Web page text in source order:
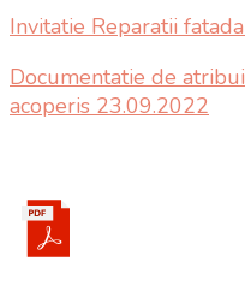
Invitatie Reparatii
Documentatie de
acoperis 23.09.2022